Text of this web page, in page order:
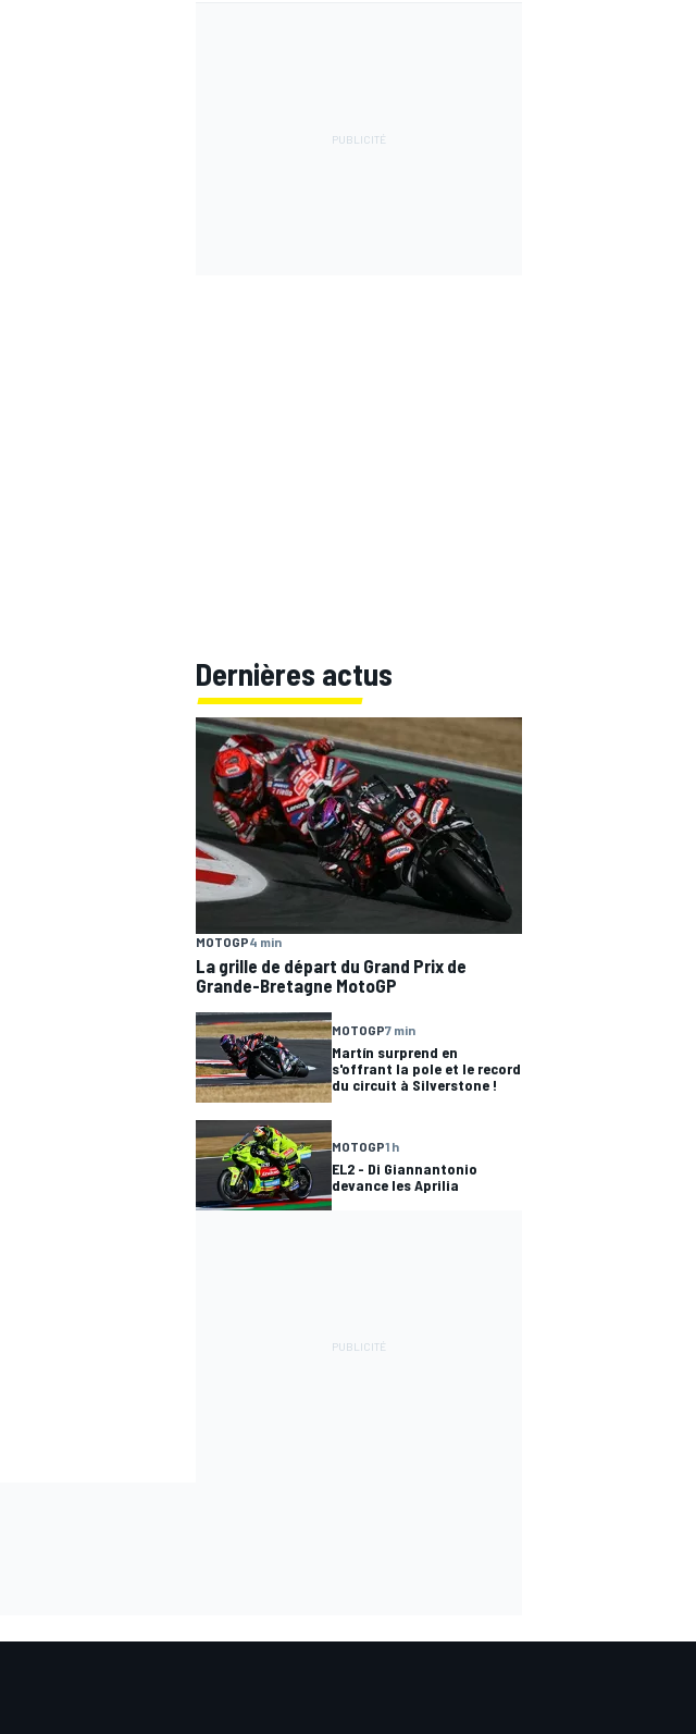
Dernières actus
MOTOGP4 min
La grille de départ du Grand Prix de
Grande-Bretagne MotoGP
MOTOGP7 min
Martín surprend en
s'offrant la pole et le record
du circuit à Silverstone !
MOTOGP1 h
EL2 - Di Giannantonio
devance les Aprilia